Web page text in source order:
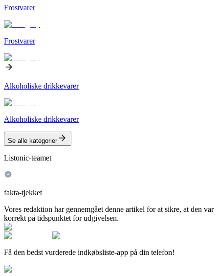
Frostvarer
Frostvarer
Alkoholiske drikkevarer
Alkoholiske drikkevarer
Se alle kategorier
Listonic-teamet
fakta-tjekket
Vores redaktion har gennemgået denne artikel for at sikre, at den var
korrekt på tidspunktet for udgivelsen.
Få den bedst vurderede indkøbsliste-app på din telefon!